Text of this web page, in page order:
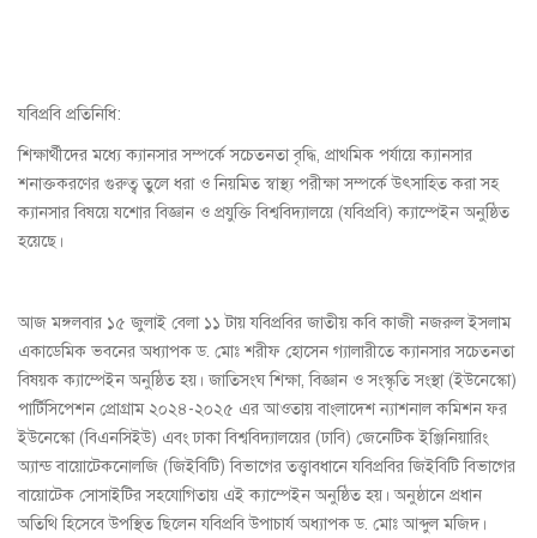
যবিপ্রবি প্রতিনিধি:
শিক্ষার্থীদের মধ্যে ক্যানসার সম্পর্কে সচেতনতা বৃদ্ধি, প্রাথমিক পর্যায়ে ক্যানসার
শনাক্তকরণের গুরুত্ব তুলে ধরা ও নিয়মিত স্বাস্থ্য পরীক্ষা সম্পর্কে উৎসাহিত করা সহ
ক্যানসার বিষয়ে যশোর বিজ্ঞান ও প্রযুক্তি বিশ্ববিদ্যালয়ে (যবিপ্রবি) ক্যাম্পেইন অনুষ্ঠিত
হয়েছে।
আজ মঙ্গলবার ১৫ জুলাই বেলা ১১ টায় যবিপ্রবির জাতীয় কবি কাজী নজরুল ইসলাম
একাডেমিক ভবনের অধ্যাপক ড. মোঃ শরীফ হোসেন গ্যালারীতে ক্যানসার সচেতনতা
বিষয়ক ক্যাম্পেইন অনুষ্ঠিত হয়। জাতিসংঘ শিক্ষা, বিজ্ঞান ও সংস্কৃতি সংস্থা (ইউনেস্কো)
পার্টিসিপেশন প্রোগ্রাম ২০২৪-২০২৫ এর আওতায় বাংলাদেশ ন্যাশনাল কমিশন ফর
ইউনেস্কো (বিএনসিইউ) এবং ঢাকা বিশ্ববিদ্যালয়ের (ঢাবি) জেনেটিক ইঞ্জিনিয়ারিং
অ্যান্ড বায়োটেকনোলজি (জিইবিটি) বিভাগের তত্ত্বাবধানে যবিপ্রবির জিইবিটি বিভাগের
বায়োটেক সোসাইটির সহযোগিতায় এই ক্যাম্পেইন অনুষ্ঠিত হয়। অনুষ্ঠানে প্রধান
অতিথি হিসেবে উপস্থিত ছিলেন যবিপ্রবি উপাচার্য অধ্যাপক ড. মোঃ আব্দুল মজিদ।